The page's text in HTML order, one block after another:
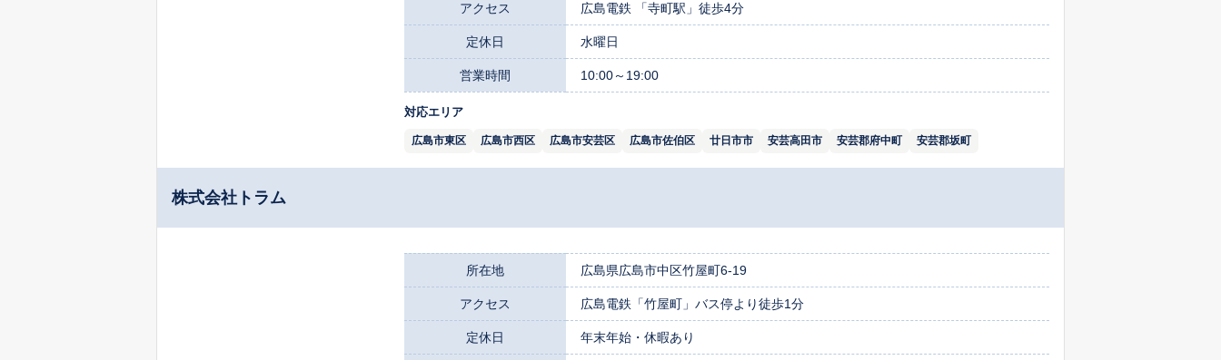
アクセス 広島電鉄 「寺町駅」徒歩4分
定休日 水曜日
営業時間 10:00～19:00
対応エリア
広島市東区 広島市西区 広島市安芸区 広島市佐伯区 廿日市市 安芸高田市 安芸郡府中町 安芸郡坂町
株式会社トラム
所在地 広島県広島市中区竹屋町6-19
アクセス 広島電鉄「竹屋町」バス停より徒歩1分
定休日 年末年始・休暇あり